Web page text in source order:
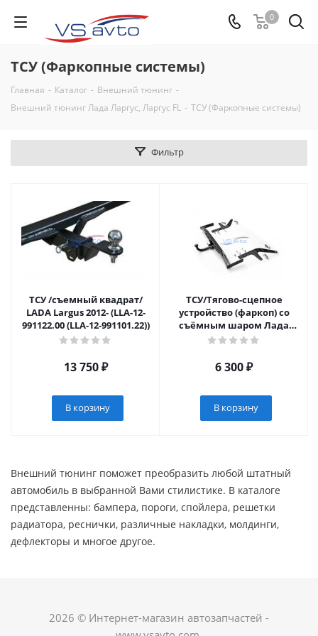
0
ТСУ (Фаркопные системы)
Главная - Каталог - Внешний тюнинг -
Внешний тюнинг Лада Ларгус, Ларгус FL - ТСУ (Фаркопные системы)
Фильтр
ТСУ /съемный квадрат/
LADA Largus 2012- (LLA-12-
991122.00 (LLA-12-991101.22))
13 750₽
В корзину
ТСУ/Тягово-сцепное
устройство (фаркоп) со
съёмным шаром Лада
Ларгус (арт. 0494)
6 300₽
В корзину
Внешний тюнинг поможет преобразить любой штатный
автомобиль в выбранной Вами стилистике. В каталоге
представленны: бампера, пороги, спойлера, решетки
радиатора, реснички, различные накладки, молдинги,
дефлекторы и многое другое. ​
2026 © Интернет-магазин автозапчастей -